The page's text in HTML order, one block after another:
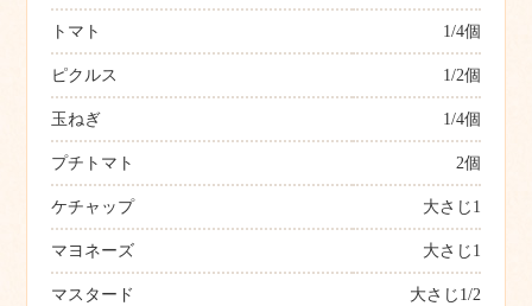
トマト 1/4個
ピクルス 1/2個
玉ねぎ 1/4個
プチトマト 2個
ケチャップ 大さじ1
マヨネーズ 大さじ1
マスタード 大さじ1/2